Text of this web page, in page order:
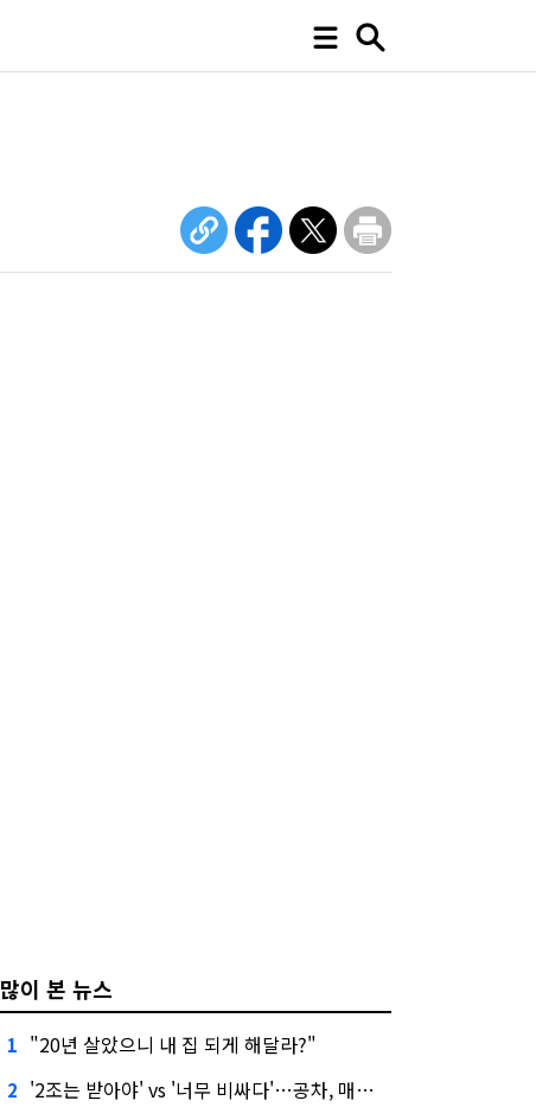
많이 본 뉴스
1 "20년 살았으니 내 집 되게 해달라?"
2 '2조는 받아야' vs '너무 비싸다'…공차, 매각 성공할까